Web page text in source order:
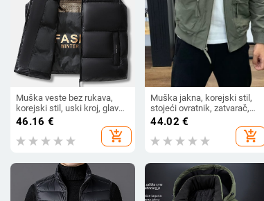
Muška veste bez rukava,
korejski stil, uski kroj, glavni
materijal najlon/poliamid,
punilo poliester, podstava
poliester
46.16 €
add_shopping_cart
Muška jakna, korejski stil,
stojeći ovratnik, zatvarač,
uski kroj, proljeće–jesen
44.02 €
add_shopping_cart